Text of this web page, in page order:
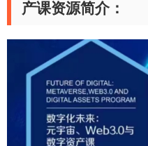
产课资源简介：